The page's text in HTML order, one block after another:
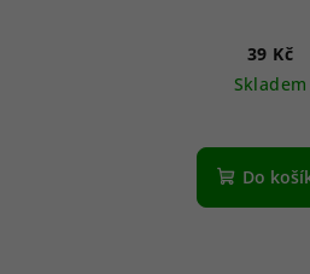
39 Kč
Skladem
Do